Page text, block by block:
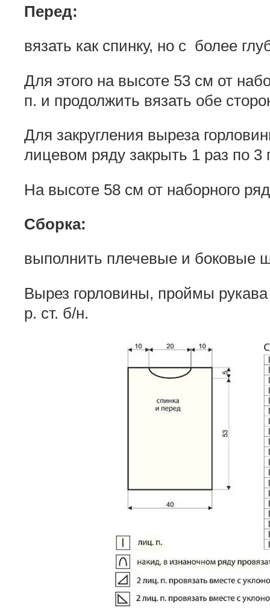
Перед:
вязать как спинку, но с более
Для этого на высоте 53 см от
п. и продолжить вязать обе
Для закругления выреза
лицевом ряду закрыть 1 раз по 3
На высоте 58 см от наборного
Сборка:
выполнить плечевые и боковые
Вырез горловины, проймы
р. ст. б/н.